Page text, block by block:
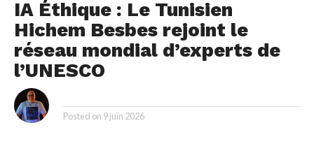
IA Éthique : Le Tunisien
Hichem Besbes rejoint le
réseau mondial d’experts de
l’UNESCO
Posted on 9 juin 2026